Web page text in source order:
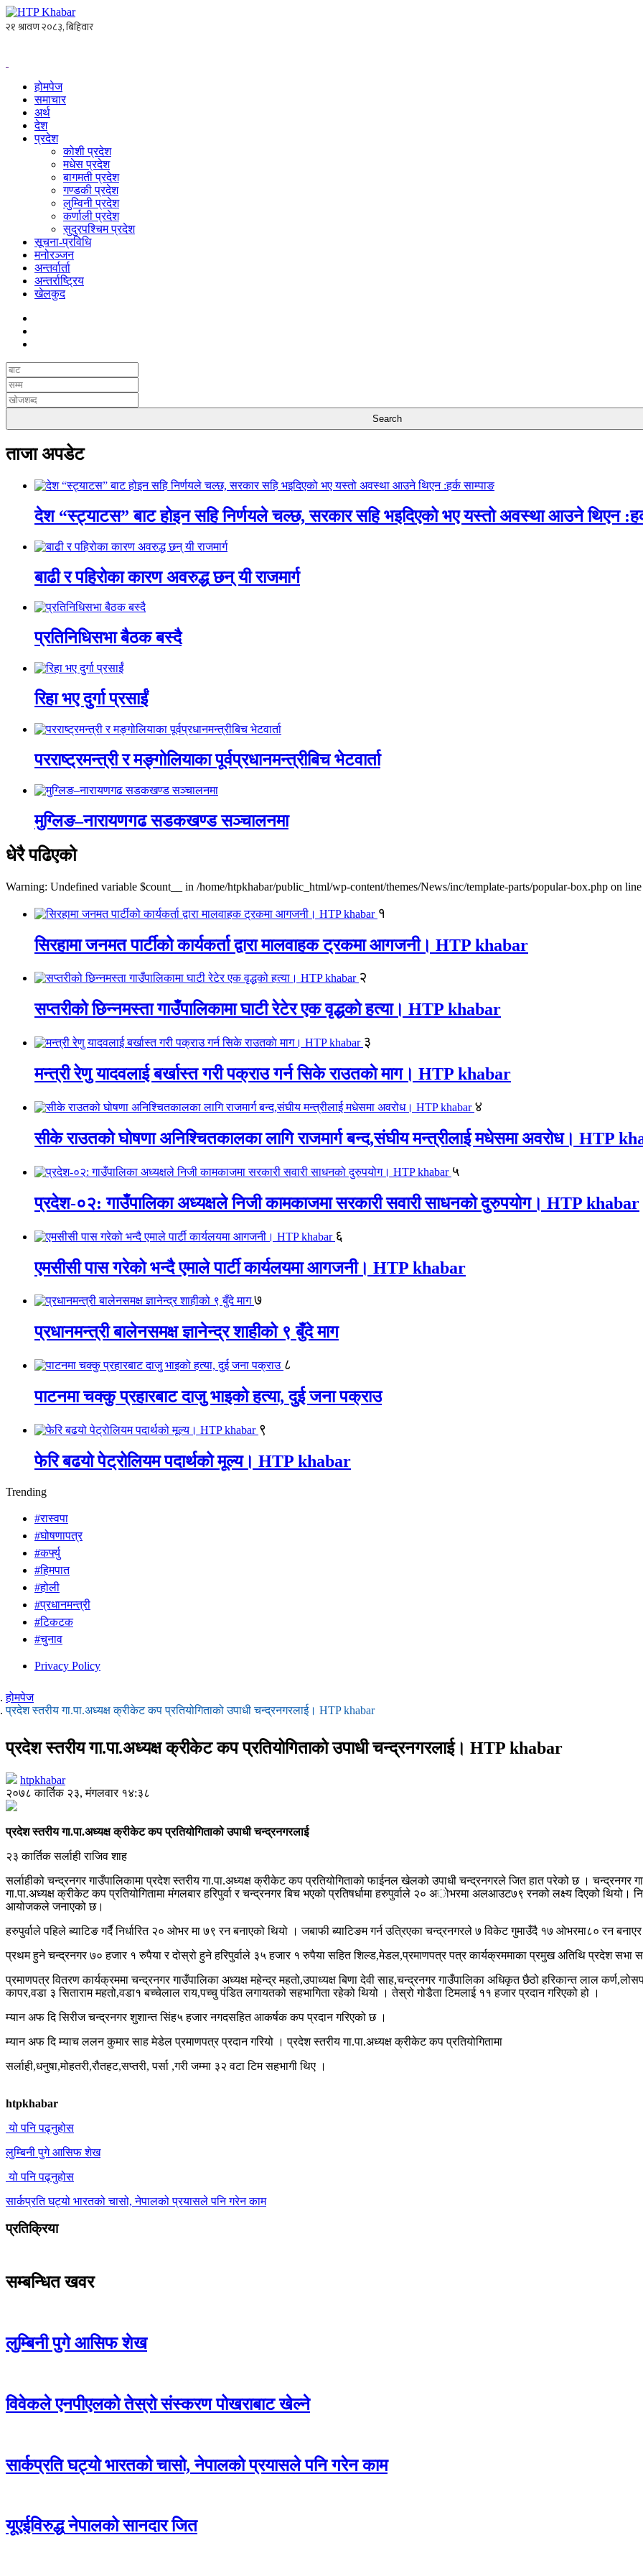
होमपेज
समाचार
अर्थ
देश
प्रदेश
कोशी प्रदेश
मधेस प्रदेश
बागमती प्रदेश
गण्डकी प्रदेश
लुम्विनी प्रदेश
कर्णाली प्रदेश
सुदुरपश्चिम प्रदेश
सूचना-प्रविधि
मनोरञ्जन
अन्तर्वार्ता
अन्तर्राष्ट्रिय
खेलकुद
ताजा अपडेट
देश “स्ट्याटस” बाट होइन सहि निर्णयले चल्छ, सरकार सहि भइदिएको भए यस्तो अवस्था आउने थिएन
बाढी र पहिरोका कारण अवरुद्ध छन् यी राजमार्ग
प्रतिनिधिसभा बैठक बस्दै
रिहा भए दुर्गा प्रसाईं
परराष्ट्रमन्त्री र मङ्गोलियाका पूर्वप्रधानमन्त्रीबिच भेटवार्ता
मुग्लिङ–नारायणगढ सडकखण्ड सञ्चालनमा
धेरै पढिएको
Warning: Undefined variable $count__ in /home/htpkhabar/public_html/wp-content/themes/News/inc/template-parts/popular-box.php on
१
सिरहामा जनमत पार्टीको कार्यकर्ता द्वारा मालवाहक ट्रकमा आगजनी। HTP khabar
२
सप्तरीको छिन्नमस्ता गाउँपालिकामा घाटी रेटेर एक वृद्धको हत्या। HTP khabar
३
मन्त्री रेणु यादवलाई बर्खास्त गरी पक्राउ गर्न सिके राउतकाे माग। HTP khabar
४
सीके राउतको घोषणा अनिश्चितकालका लागि राजमार्ग बन्द,संघीय मन्त्रीलाई मधेसमा अवरोध। HTP
५
प्रदेश-०२: गाउँपालिका अध्यक्षले निजी कामकाजमा सरकारी सवारी साधनको दुरुपयोग। HTP khabar
६
एमसीसी पास गरेको भन्दै एमाले पार्टी कार्यलयमा आगजनी। HTP khabar
७
प्रधानमन्त्री बालेनसमक्ष ज्ञानेन्द्र शाहीको ९ बुँदे माग
८
पाटनमा चक्कु प्रहारबाट दाजु भाइको हत्या, दुई जना पक्राउ
९
फेरि बढयो पेट्रोलियम पदार्थको मूल्य। HTP khabar
Trending
#रास्वपा
#घोषणापत्र
#कर्फ्यु
#हिमपात
#होली
#प्रधानमन्त्री
#टिकटक
#चुनाव
Privacy Policy
होमपेज
प्रदेश स्तरीय गा.पा.अध्यक्ष क्रीकेट कप प्रतियोगिताको उपाधी चन्द्रनगरलाई। HTP khabar
प्रदेश स्तरीय गा.पा.अध्यक्ष क्रीकेट कप प्रतियोगिताको उपाधी चन्द्रनगरलाई। HTP khabar
htpkhabar
२०७८ कार्तिक २३, मंगलवार १४:३८
प्रदेश स्तरीय गा.पा.अध्यक्ष क्रीकेट कप प्रतियोगिताको उपाधी चन्द्रनगरलाई
२३ कार्तिक सर्लाही राजिव शाह
सर्लाहीको चन्द्रनगर गाउँपालिकामा प्रदेश स्तरीय गा.पा.अध्यक्ष क्रीकेट कप प्रतियोगिताको फाईनल खेलको उपाधी चन्द्रनगरले जित हात परेको छ ।
गा.पा.अध्यक्ष क्रीकेट कप प्रतियोगितामा मंगलबार हरिपुर्वा र चन्द्रनगर बिच भएको प्रतिषर्धामा हरुपुर्वाले २० अोभरमा अलआउट७९ रनको लक्ष्य दिएको थियो।
आयोजकले जनाएको छ।
हरुपुर्वाले पहिले ब्याटिङ गर्दै निर्धारित २० ओभर मा ७९ रन बनाएको थियो । जबाफी ब्याटिङम गर्न उत्रिएका चन्द्रनगरले ७ विकेट गुमाउँदै १७ ओभरमा८० रन
प्रथम हुने चन्द्रनगर ७० हजार १ रुपैया र दोस्रो हुने हरिपुर्वाले ३५ हजार १ रुपैया सहित शिल्ड,मेडल,प्रमाणपत्र पत्र कार्यक्रममाका प्रमुख अतिथि प्रदेश सभा
प्रमाणपत्र वितरण कार्यक्रममा चन्द्रनगर गाउँपालिका अध्यक्ष महेन्द्र महतो,उपाध्यक्ष बिणा देवी साह,चन्द्रनगर गाउँपालिका अधिकृत छैठो हरिकान्त लाल
कापर,वडा ३ सिताराम महतो,वडा१ बच्चेलाल राय,पच्चु पंडित लगायतको सहभागिता रहेको थियो । तेस्रो गोडैता टिमलाई ११ हजार प्रदान गरिएको हो ।
म्यान अफ दि सिरीज चन्द्रनगर शुशान्त सिंह५ हजार नगदसहित आकर्षक कप प्रदान गरिएको छ ।
म्यान अफ दि म्याच ललन कुमार साह मेडेल प्रमाणपत्र प्रदान गरियो । प्रदेश स्तरीय गा.पा.अध्यक्ष क्रीकेट कप प्रतियोगितामा
सर्लाही,धनुषा,मोहतरी,रौतहट,सप्तरी, पर्सा ,गरी जम्मा ३२ वटा टिम सहभागी थिए ।
htpkhabar
यो पनि पढ्नुहोस
लुम्बिनी पुगे आसिफ शेख
यो पनि पढ्नुहोस
सार्कप्रति घट्यो भारतको चासो, नेपालको प्रयासले पनि गरेन काम
प्रतिक्रिया
सम्बन्धित खवर
लुम्बिनी पुगे आसिफ शेख
विवेकले एनपीएलको तेस्रो संस्करण पोखराबाट खेल्ने
सार्कप्रति घट्यो भारतको चासो, नेपालको प्रयासले पनि गरेन काम
यूएईविरुद्ध नेपालको सानदार जित